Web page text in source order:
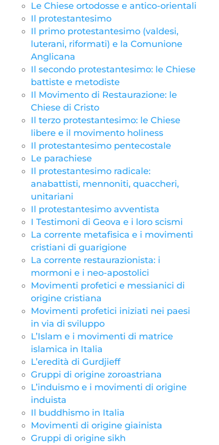
Le Chiese ortodosse e antico-orientali
Il protestantesimo
Il primo protestantesimo (valdesi,
luterani, riformati) e la Comunione
Anglicana
Il secondo protestantesimo: le Chiese
battiste e metodiste
Il Movimento di Restaurazione: le
Chiese di Cristo
Il terzo protestantesimo: le Chiese
libere e il movimento holiness
Il protestantesimo pentecostale
Le parachiese
Il protestantesimo radicale:
anabattisti, mennoniti, quaccheri,
unitariani
Il protestantesimo avventista
I Testimoni di Geova e i loro scismi
La corrente metafisica e i movimenti
cristiani di guarigione
La corrente restaurazionista: i
mormoni e i neo-apostolici
Movimenti profetici e messianici di
origine cristiana
Movimenti profetici iniziati nei paesi
in via di sviluppo
L’Islam e i movimenti di matrice
islamica in Italia
L’eredità di Gurdjieff
Gruppi di origine zoroastriana
L’induismo e i movimenti di origine
induista
Il buddhismo in Italia
Movimenti di origine giainista
Gruppi di origine sikh